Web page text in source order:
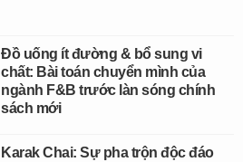
Đồ uống ít đường & bổ sung vi
chất: Bài toán chuyển mình của
ngành F&B trước làn sóng chính
sách mới
Karak Chai: Sự pha trộn độc đáo